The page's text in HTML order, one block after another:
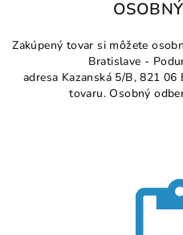
Zakúpený tovar si môžete
Bratislave -
adresa Kazanská 5/B, 821
tovaru. Osobný